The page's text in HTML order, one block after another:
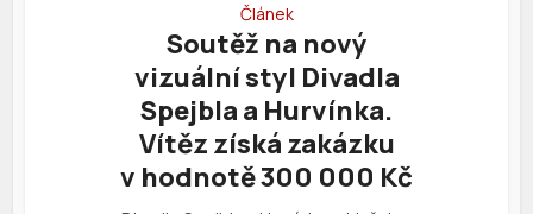
Článek
Soutěž na nový
vizuální styl Divadla
Spejbla a Hurvínka.
Vítěz získá zakázku
v hodnotě 300 000 Kč